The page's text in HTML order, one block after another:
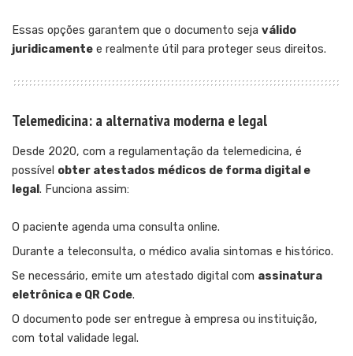
Essas opções garantem que o documento seja válido
juridicamente e realmente útil para proteger seus direitos.
Telemedicina: a alternativa moderna e legal
Desde 2020, com a regulamentação da telemedicina, é
possível obter atestados médicos de forma digital e
legal . Funciona assim:
O paciente agenda uma consulta online.
Durante a teleconsulta, o médico avalia sintomas e histórico.
Se necessário, emite um atestado digital com assinatura
eletrônica e QR Code.
O documento pode ser entregue à empresa ou instituição,
com total validade legal.